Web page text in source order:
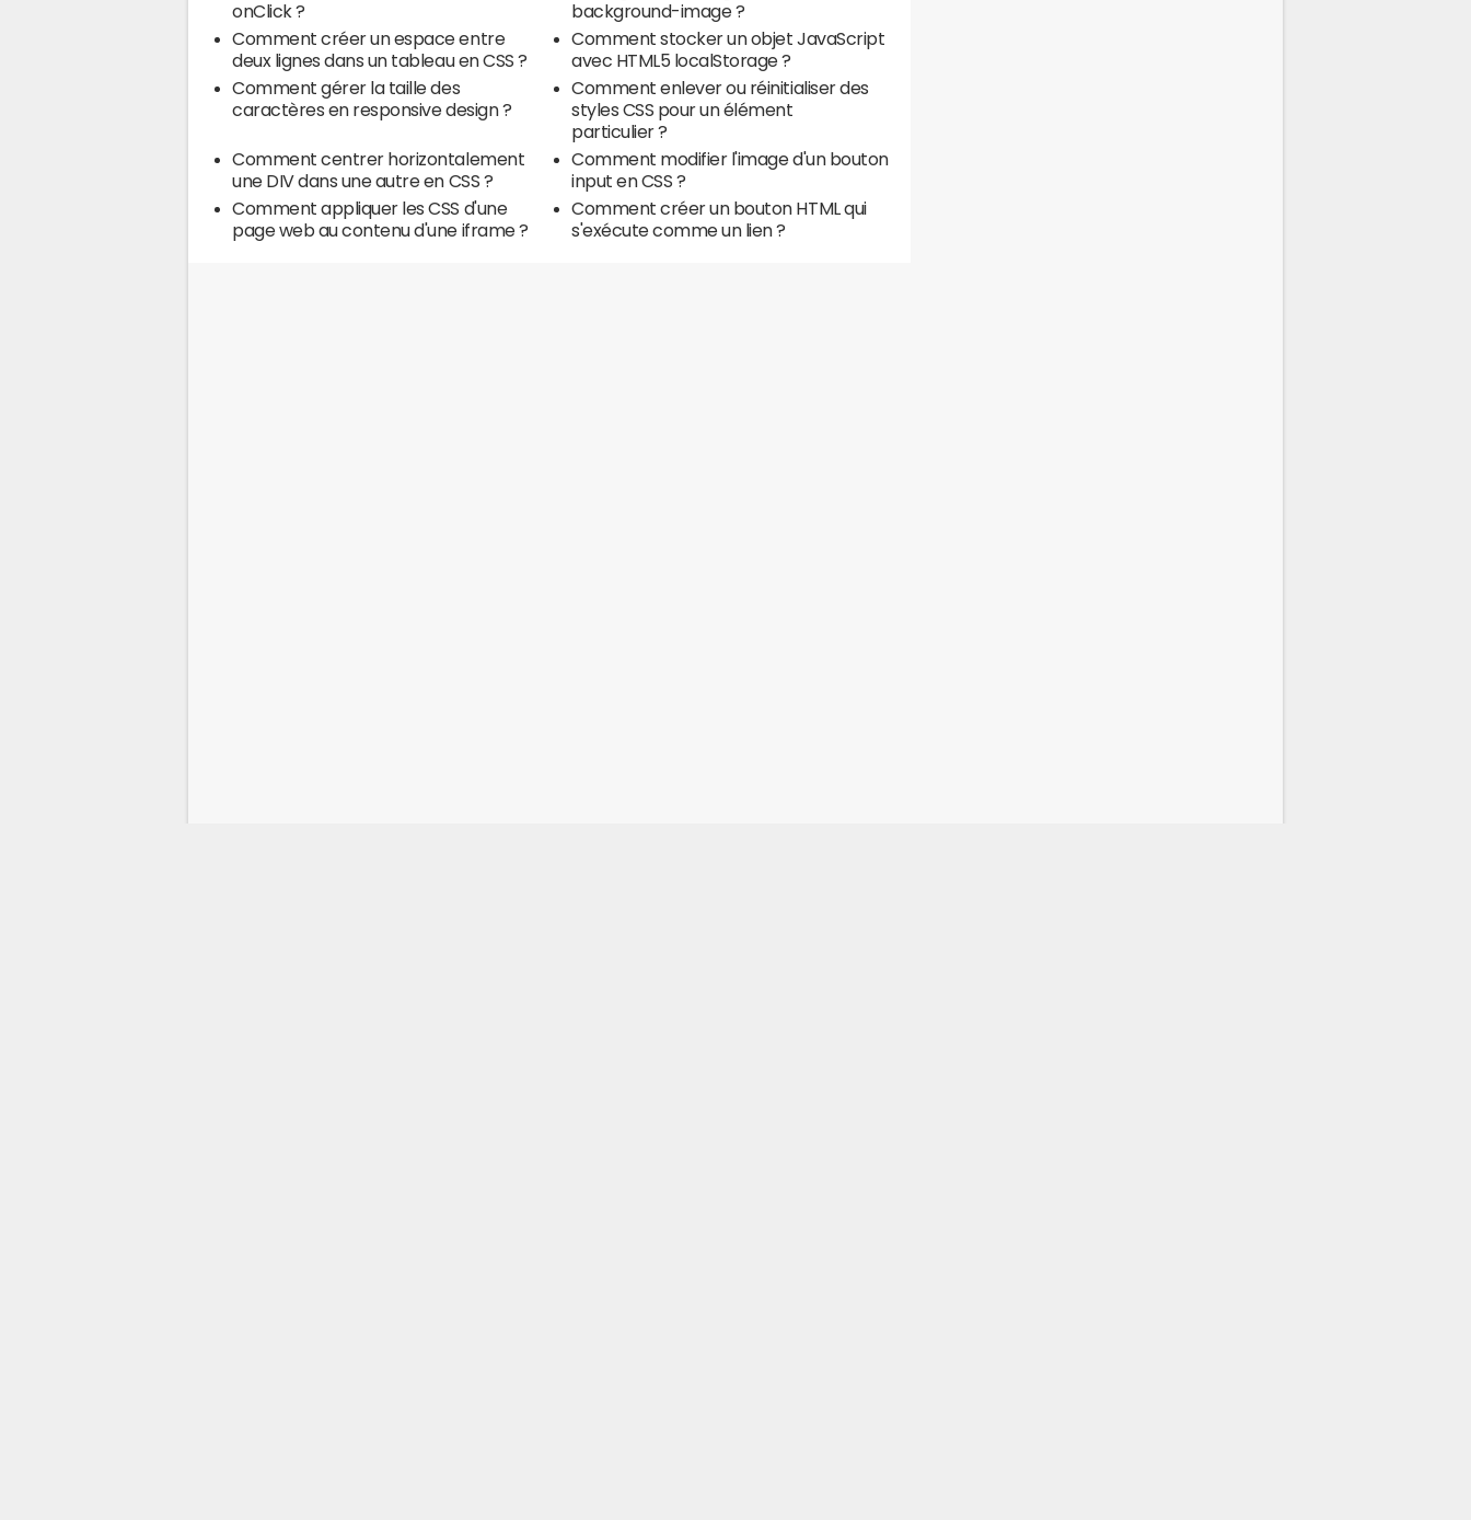
onClick ?
background-image ?
Comment créer un espace entre
deux lignes dans un tableau en CSS ?
Comment stocker un objet JavaScript
avec HTML5 localStorage ?
Comment gérer la taille des
caractères en responsive design ?
Comment enlever ou réinitialiser des
styles CSS pour un élément
particulier ?
Comment centrer horizontalement
une DIV dans une autre en CSS ?
Comment modifier l'image d'un bouton
input en CSS ?
Comment appliquer les CSS d'une
page web au contenu d'une iframe ?
Comment créer un bouton HTML qui
s'exécute comme un lien ?